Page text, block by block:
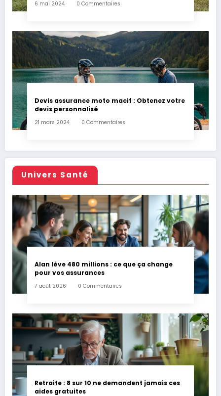
6 mai 2024 0 Commentaires
Devis assurance moto macif : Obtenez votre
devis personnalisé
21 mars 2024 0 Commentaires
Univers Santé
Alan lève 480 millions : ce que ça change
pour vos assurances
7 août 2026 0 Commentaires
Retraite : 8 sur 10 ne demandent jamais ces
aides gratuites